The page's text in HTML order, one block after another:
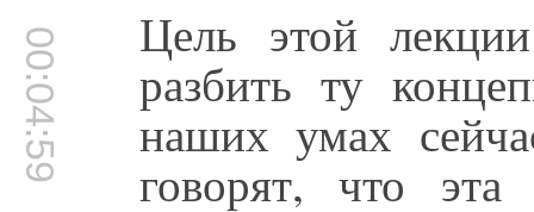
00:04:59 Цель этой
разбить ту
наших умах
говорят, что